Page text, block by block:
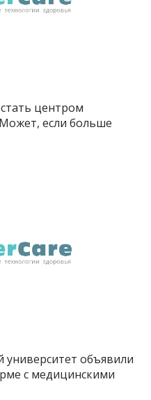
центром
если больше
университет объявили
с медицинскими